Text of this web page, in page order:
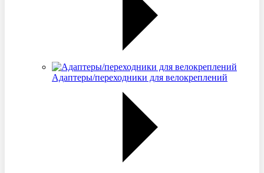
Адаптеры/переходники для велокреплений